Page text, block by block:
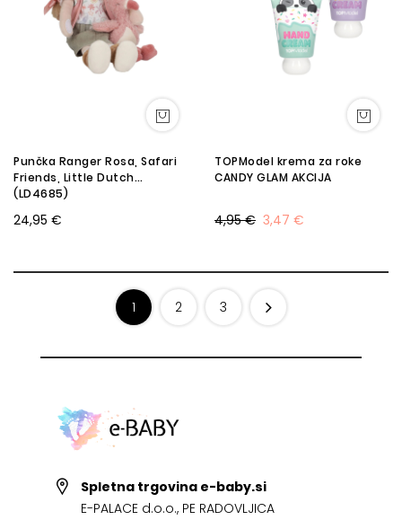
Punčka Ranger Rosa, Safari
Friends, Little Dutch
(LD4685)
24,95 €
TOPModel krema za roke
CANDY GLAM AKCIJA
3,47 €
4,95 €
1 2 3
Spletna trgovina e-baby.si
E-PALACE d.o.o., PE RADOVLJICA